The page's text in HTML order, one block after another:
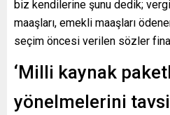
biz kendilerine şunu dedik;
maaşları, emekli maaşları
seçim öncesi verilen sözler
‘Milli kaynak
yönelmelerini